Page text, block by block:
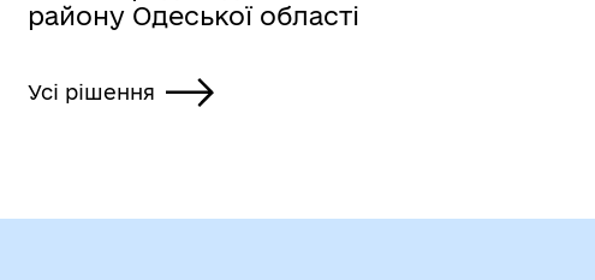
району Одеської області
Усі рішення